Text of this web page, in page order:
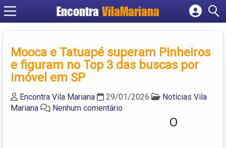
EncontraVilaMariana
Cadastrar empresa
Criar conta
Mooca e Tatuapé superam Pinheiros
e figuram no Top 3 das buscas por
imóvel em SP
Encontra Vila Mariana 29/01/2026
Notícias Vila
Mariana
Nenhum comentário
O